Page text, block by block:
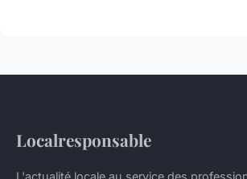
Localresponsable